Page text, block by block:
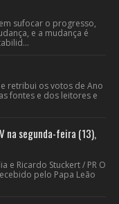
sufocar o progresso,
e a mudança é
retribui os votos de Ano
fontes e dos leitores e
na segunda-feira (13),
e Ricardo Stuckert / PR O
pelo Papa Leão